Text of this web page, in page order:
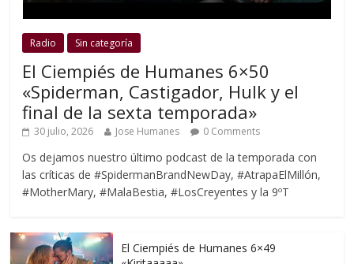
Radio Sin categoría
El Ciempiés de Humanes 6×50
«Spiderman, Castigador, Hulk y el
final de la sexta temporada»
30 julio, 2026 Jose Humanes 0 Comments
Os dejamos nuestro último podcast de la temporada con
las críticas de #SpidermanBrandNewDay, #AtrapaElMillón,
#MotherMary, #MalaBestia, #LosCreyentes y la 9ºT
El Ciempiés de Humanes 6×49